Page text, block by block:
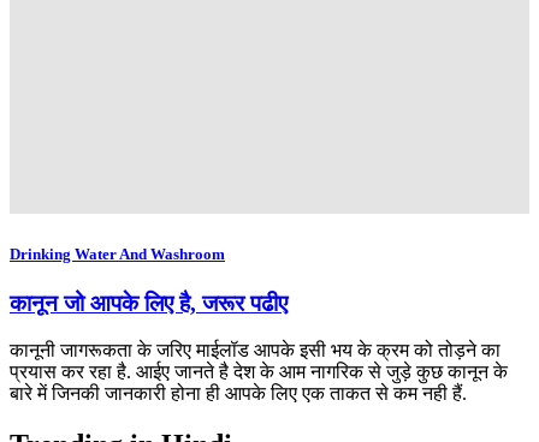
Drinking Water And Washroom
कानून जो आपके लिए है, जरूर पढीए
कानूनी जागरूकता के जरिए माईलॉड आपके इसी भय के क्रम को तोड़ने का
प्रयास कर रहा है. आईए जानते है देश के आम नागरिक से जुड़े कुछ कानून के
बारे में जिनकी जानकारी होना ही आपके लिए एक ताकत से कम नही हैं.